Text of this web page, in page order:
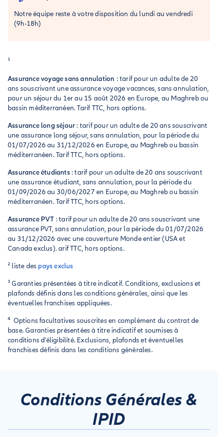
Notre équipe reste à votre disposition du lundi au vendredi
(9h-18h)
¹
Assurance voyage sans annulation : tarif pour un adulte de 20
ans souscrivant une assurance voyage vacances, sans annulation,
pour un séjour du 1er au 15 août 2026 en Europe, au Maghreb ou
bassin méditerranéen. Tarif TTC, hors options.
Assurance long séjour: tarif pour un adulte de 20 ans souscrivant
une assurance long séjour, sans annulation, pour la période du
01/07/2026 au 31/12/2026 en Europe, au Maghreb ou bassin
méditerranéen. Tarif TTC, hors options.
Assurance étudiants: tarif pour un adulte de 20 ans souscrivant
une assurance étudiant, sans annulation, pour la période du
01/09/2026 au 30/06/2027 en Europe, au Maghreb ou bassin
méditerranéen. Tarif TTC, hors options.
Assurance PVT : tarif pour un adulte de 20 ans souscrivant une
assurance PVT, sans annulation, pour la période du 01/07/2026
au 31/12/2026 avec une couverture Monde entier (USA et
Canada exclus). arif TTC, hors options.
² liste des pays exclus
³ Garanties présentées à titre indicatif. Conditions, exclusions et
plafonds définis dans les conditions générales, ainsi que les
éventuelles franchises appliquées.
⁴ Options facultatives souscrites en complément du contrat de
base. Garanties présentées à titre indicatif et soumises à
conditions d'éligibilité. Exclusions, plafonds et éventuelles
franchises définis dans les conditions générales.
Conditions Générales &
IPID